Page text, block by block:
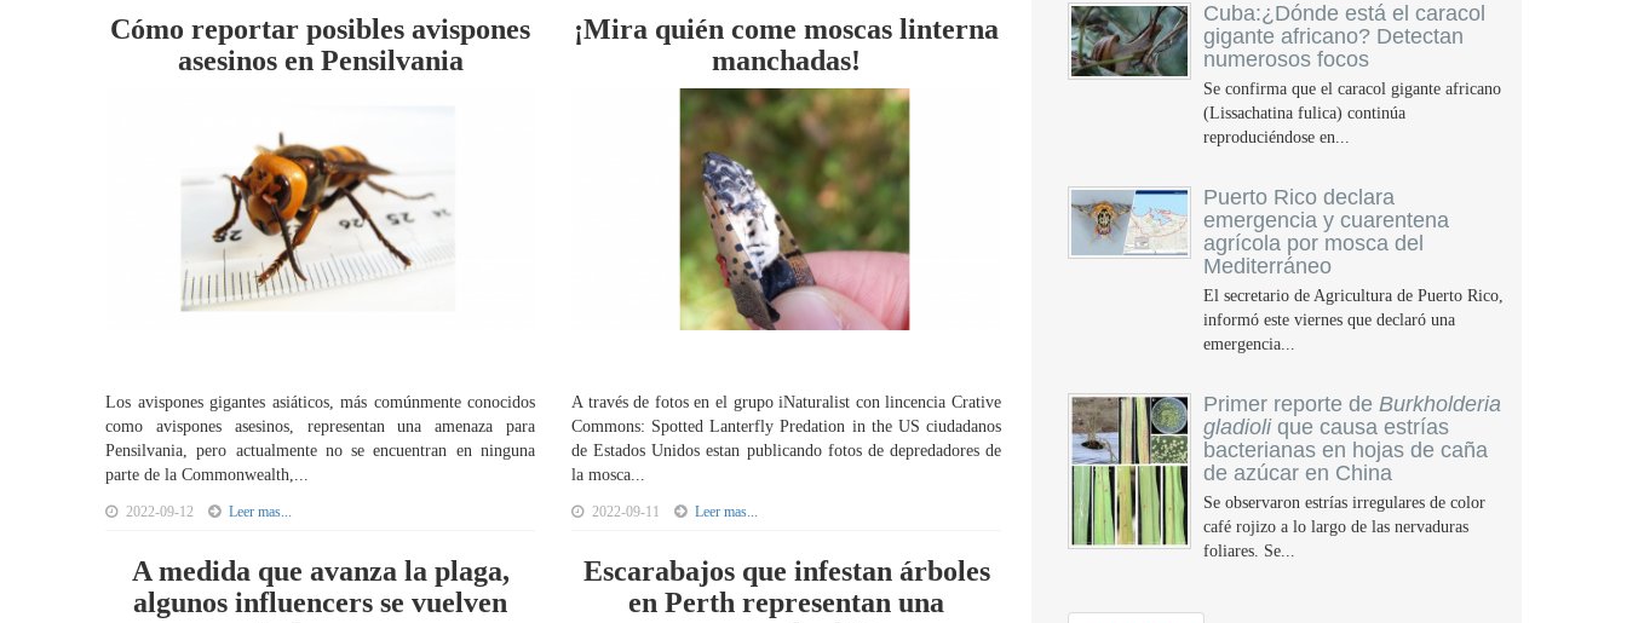
Cómo reportar posibles avispones
asesinos en Pensilvania
Los avispones gigantes asiáticos, más comúnmente conocidos
como avispones asesinos, representan una amenaza para
Pensilvania, pero actualmente no se encuentran en ninguna
parte de la Commonwealth,...
2022-09-12 Leer mas...
¡Mira quién come moscas linterna
manchadas!
A través de fotos en el grupo iNaturalist con lincencia Crative
Commons: Spotted Lanterfly Predation in the US ciudadanos
de Estados Unidos estan publicando fotos de depredadores de
la mosca...
2022-09-11 Leer mas...
A medida que avanza la plaga,
algunos influencers se vuelven
Escarabajos que infestan árboles
en Perth representan una
Cuba:¿Dónde está el caracol
gigante africano? Detectan
numerosos focos
Se confirma que el caracol gigante africano
(Lissachatina fulica) continúa
reproduciéndose en...
Puerto Rico declara
emergencia y cuarentena
agrícola por mosca del
Mediterráneo
El secretario de Agricultura de Puerto Rico,
informó este viernes que declaró una
emergencia...
Primer reporte de Burkholderia
gladiolique causa estrías
bacterianas en hojas de caña
de azúcar en China
Se observaron estrías irregulares de color
café rojizo a lo largo de las nervaduras
foliares. Se...